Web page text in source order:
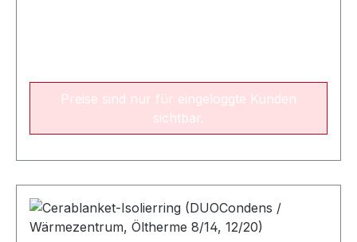
Preise sind nur für eingeloggte Kunden
sichtbar.